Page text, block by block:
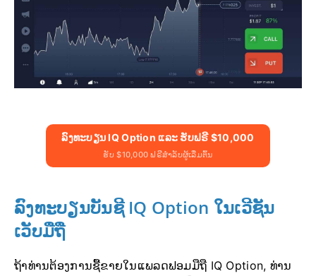
ລົງທະບຽນ IQ Option ແລະ ຮັບຟຣີ $10,000
ຮັບ $10,000 ຟຣີສຳລັບຜູ້ເລີ່ມຕົ້ນ
ລົງທະບຽນບັນຊີ IQ Option ໃນເວີຊັນ
ເວັບມືຖື
ຖ້າທ່ານຕ້ອງການຊື້ຂາຍໃນແພລດຟອມມືຖື IQ Option, ທ່ານ